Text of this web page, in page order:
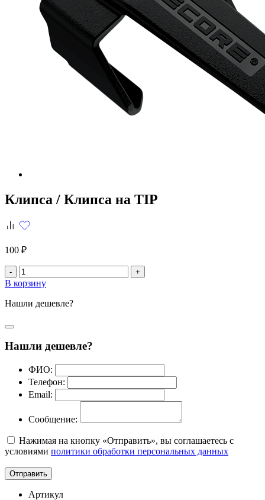
Клипса / Клипса на TIP
100 ₽
- +
В корзину
Нашли дешевле?
Нашли дешевле?
ФИО:
Телефон:
Email:
Сообщение:
Нажимая на кнопку «Отправить», вы соглашаетесь с
условиями политики обработки персональных данных
Отправить
Артикул